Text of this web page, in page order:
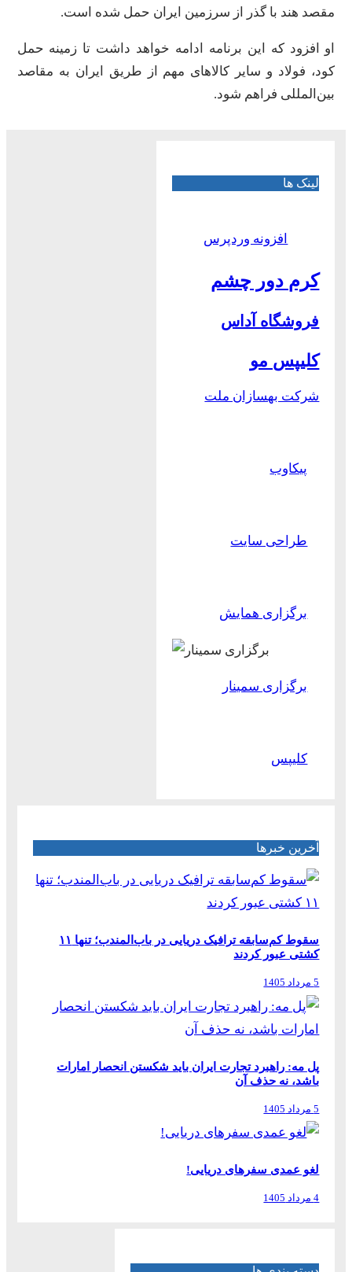
مقصد هند با گذر از سرزمین ایران حمل شده است.
او افزود که این برنامه ادامه خواهد داشت تا زمینه حمل
کود، فولاد و سایر کالاهای مهم از طریق ایران به مقاصد
بین‌المللی فراهم شود.
لینک ها
افزونه وردپرس
کرم دور چشم
فروشگاه آداس
کلیپس مو
شرکت بهسازان ملت
پیکاوب
طراحی سایت
برگزاری همایش
برگزاری سمینار
کلیپس
آخرین خبرها
سقوط کم‌سابقه ترافیک دریایی در باب‌المندب؛ تنها ۱۱
کشتی عبور کردند
5 مرداد 1405
پل مه: راهبرد تجارت ایران باید شکستن انحصار امارات
باشد، نه حذف آن
5 مرداد 1405
لغو عمدی سفرهای دریایی!
4 مرداد 1405